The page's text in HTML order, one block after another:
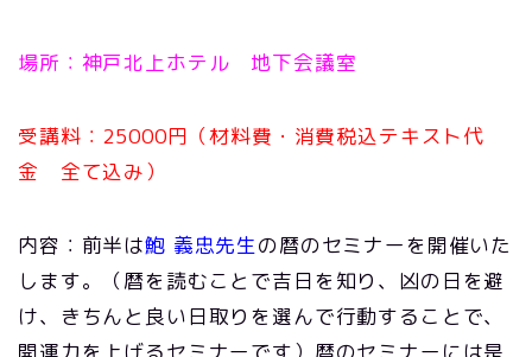
場所：神戸北上ホテル 地下会議室
受講料：25000円（材料費・消費税込テキスト代
金 全て込み）
内容：前半は鮑 義忠先生の暦のセミナーを開催いた
します。（暦を読むことで吉日を知り、凶の日を避
け、きちんと良い日取りを選んで行動することで、